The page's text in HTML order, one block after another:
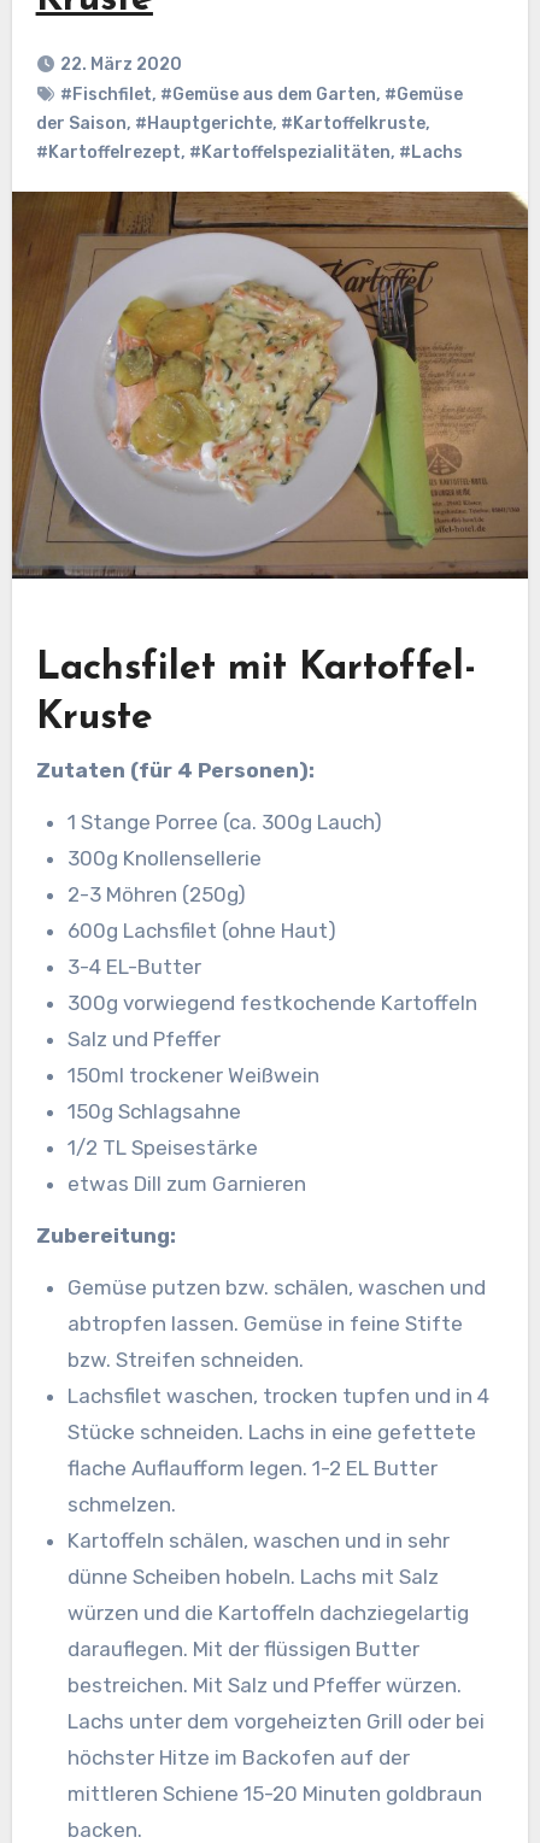
22. März 2020
#Fischfilet, #Gemüse aus dem Garten, #Gemüse
der Saison, #Hauptgerichte, #Kartoffelkruste,
#Kartoffelrezept, #Kartoffelspezialitäten, #Lachs
Lachsfilet mit Kartoffel-
Kruste
Zutaten (für 4 Personen):
1 Stange Porree (ca. 300g Lauch)
300g Knollensellerie
2-3 Möhren (250g)
600g Lachsfilet (ohne Haut)
3-4 EL-Butter
300g vorwiegend festkochende Kartoffeln
Salz und Pfeffer
150ml trockener Weißwein
150g Schlagsahne
1/2 TL Speisestärke
etwas Dill zum Garnieren
Zubereitung:
Gemüse putzen bzw. schälen, waschen und
abtropfen lassen. Gemüse in feine Stifte
bzw. Streifen schneiden.
Lachsfilet waschen, trocken tupfen und in 4
Stücke schneiden. Lachs in eine gefettete
flache Auflaufform legen. 1-2 EL Butter
schmelzen.
Kartoffeln schälen, waschen und in sehr
dünne Scheiben hobeln. Lachs mit Salz
würzen und die Kartoffeln dachziegelartig
darauflegen. Mit der flüssigen Butter
bestreichen. Mit Salz und Pfeffer würzen.
Lachs unter dem vorgeheizten Grill oder bei
höchster Hitze im Backofen auf der
mittleren Schiene 15-20 Minuten goldbraun
backen.